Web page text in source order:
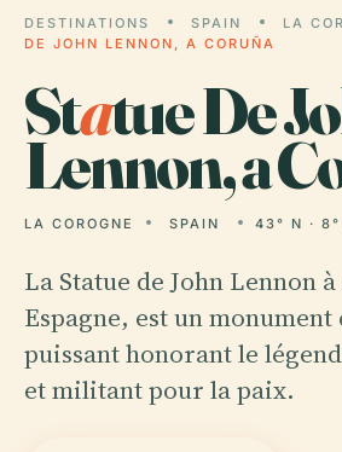
DESTINATIONS SPAIN LA
DE JOHN LENNON, A CORUÑA
Statue De
Lennon, a
LA COROGNE SPAIN 43° N · 8°
La Statue de John Lennon
Espagne, est un
puissant honorant le
et militant pour la paix.